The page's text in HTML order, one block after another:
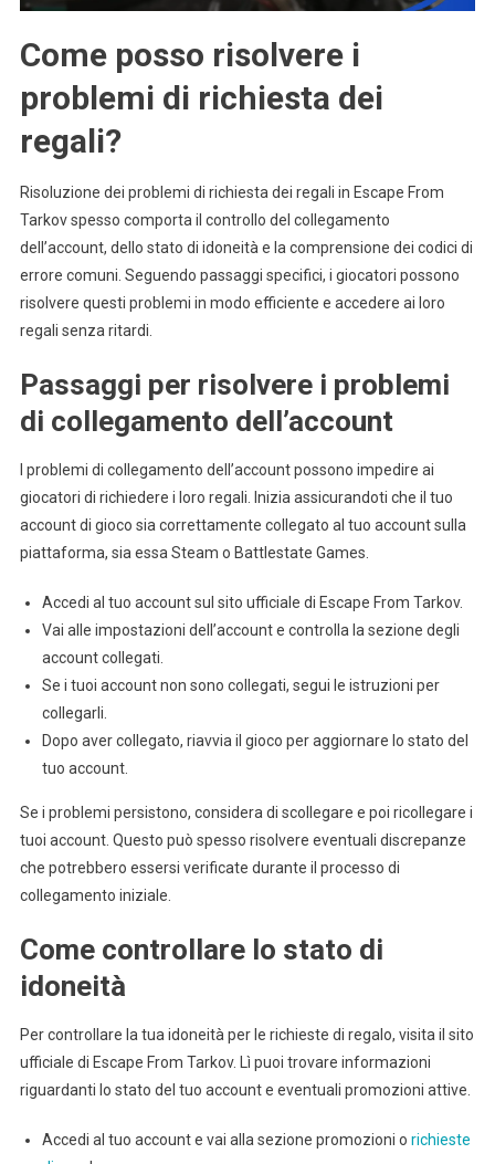
Come posso risolvere i
problemi di richiesta dei
regali?
Risoluzione dei problemi di richiesta dei regali in Escape From
Tarkov spesso comporta il controllo del collegamento
dell’account, dello stato di idoneità e la comprensione dei codici di
errore comuni. Seguendo passaggi specifici, i giocatori possono
risolvere questi problemi in modo efficiente e accedere ai loro
regali senza ritardi.
Passaggi per risolvere i problemi
di collegamento dell’account
I problemi di collegamento dell’account possono impedire ai
giocatori di richiedere i loro regali. Inizia assicurandoti che il tuo
account di gioco sia correttamente collegato al tuo account sulla
piattaforma, sia essa Steam o Battlestate Games.
Accedi al tuo account sul sito ufficiale di Escape From Tarkov.
Vai alle impostazioni dell’account e controlla la sezione degli
account collegati.
Se i tuoi account non sono collegati, segui le istruzioni per
collegarli.
Dopo aver collegato, riavvia il gioco per aggiornare lo stato del
tuo account.
Se i problemi persistono, considera di scollegare e poi ricollegare i
tuoi account. Questo può spesso risolvere eventuali discrepanze
che potrebbero essersi verificate durante il processo di
collegamento iniziale.
Come controllare lo stato di
idoneità
Per controllare la tua idoneità per le richieste di regalo, visita il sito
ufficiale di Escape From Tarkov. Lì puoi trovare informazioni
riguardanti lo stato del tuo account e eventuali promozioni attive.
Accedi al tuo account e vai alla sezione promozioni o richieste